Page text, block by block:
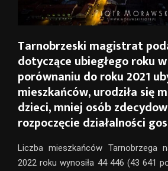
Tarnobrzeski magistrat
dotyczące ubiegłego roku
porównaniu do roku 2021
mieszkańców, urodziła się
dzieci, mniej osób
rozpoczęcie działalności
Liczba mieszkańców Tarnobrzega
2022 roku wynosiła 44 446 (43 641